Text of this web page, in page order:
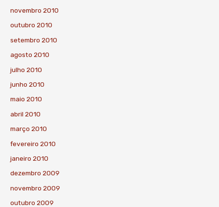
novembro 2010
outubro 2010
setembro 2010
agosto 2010
julho 2010
junho 2010
maio 2010
abril 2010
março 2010
fevereiro 2010
janeiro 2010
dezembro 2009
novembro 2009
outubro 2009